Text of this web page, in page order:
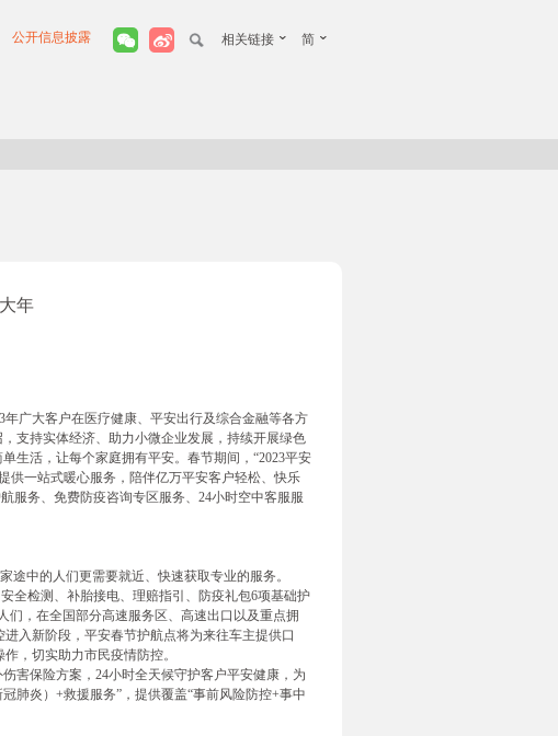
公开信息披露 相关链接 简
年
广大客户在医疗健康、平安出行及综合金融等各方
支持实体经济、助力小微企业发展，持续开展绿色
生活，让每个家庭拥有平安。春节期间，“2023平安
供一站式暖心服务，陪伴亿万平安客户轻松、快乐
服务、免费防疫咨询专区服务、24小时空中客服服
途中的人们更需要就近、快速获取专业的服务。
全检测、补胎接电、理赔指引、防疫礼包6项基础护
，在全国部分高速服务区、高速出口以及重点拥
入新阶段，平安春节护航点将为来往车主提供口
，切实助力市民疫情防控。
害保险方案，24小时全天候守护客户平安健康，为
肺炎）+救援服务”，提供覆盖“事前风险防控+事中